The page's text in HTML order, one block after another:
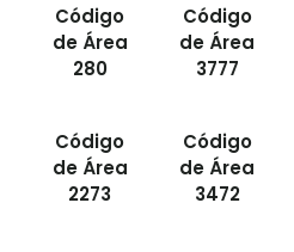
Código
de Área
280
Código
de Área
3777
Código
de Área
2273
Código
de Área
3472